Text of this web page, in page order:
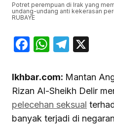
Potret perempuan di Irak yang
undang-undang anti kekerasan
RUBAYE
Facebook
Ikhbar.com: Mantan
Rizan Al-Sheikh Delir
pelecehan seksual
banyak terjadi di